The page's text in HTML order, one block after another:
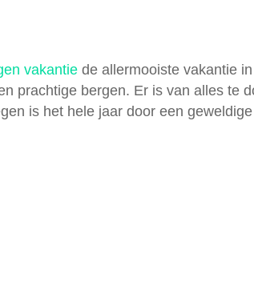
vakantie de allermooiste vakantie
prachtige bergen. Er is van alles te
is het hele jaar door een